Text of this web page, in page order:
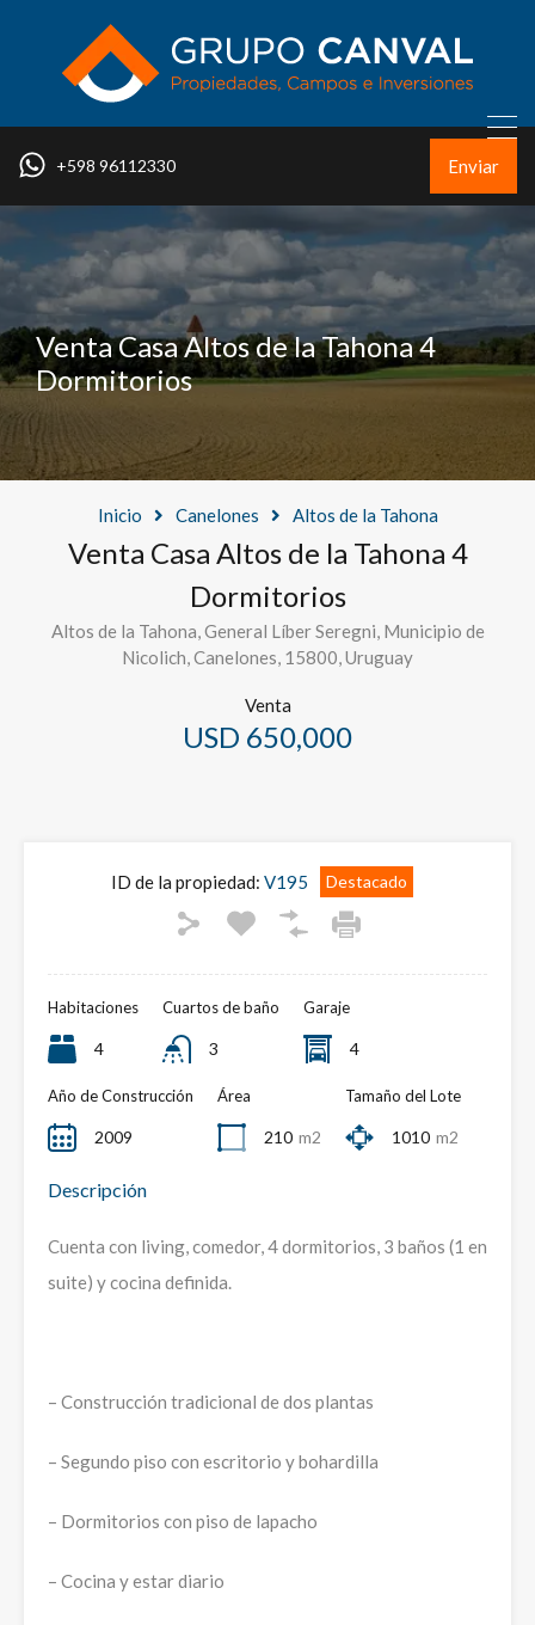
+598 96112330 Enviar
Venta Casa Altos de la Tahona 4
Dormitorios
Inicio Canelones Altos de la Tahona
Venta Casa Altos de la Tahona 4
Dormitorios
Altos de la Tahona, General Líber Seregni, Municipio de
Nicolich, Canelones, 15800, Uruguay
Venta
USD 650,000
ID de la propiedad: V195 Destacado
Habitaciones
4
Cuartos de baño
3
Garaje
4
Año de Construcción
2009
Área
210 m2
Tamaño del Lote
1010 m2
Descripción
Cuenta con living, comedor, 4 dormitorios, 3 baños (1 en
suite) y cocina definida.
– Construcción tradicional de dos plantas
– Segundo piso con escritorio y bohardilla
– Dormitorios con piso de lapacho
– Cocina y estar diario